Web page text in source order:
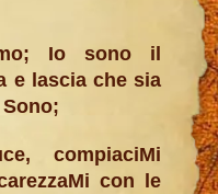
Io sono il
e lascia che sia
compiaciMi
con le